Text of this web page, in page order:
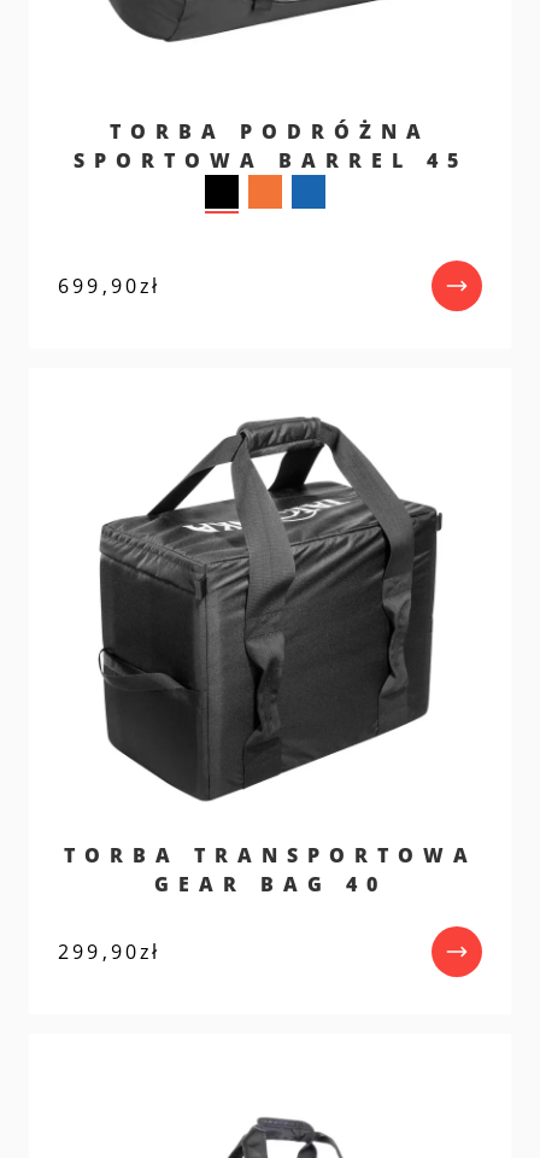
TORBA PODRÓŻNA
SPORTOWA BARREL 45
699,90zł
TORBA TRANSPORTOWA
GEAR BAG 40
299,90zł